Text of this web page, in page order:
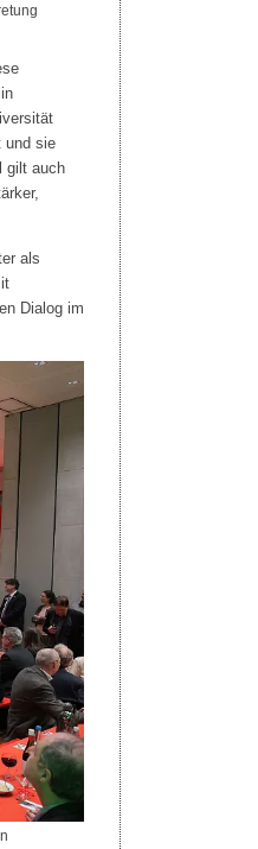
und sie
gilt auch
als
Dialog im